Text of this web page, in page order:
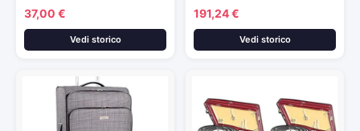
37,00 €
Vedi storico
191,24 €
Vedi storico